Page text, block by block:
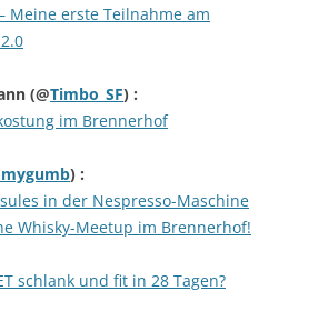
Meine erste Teilnahme am
(@Timbo_SF) :
im Brennerhof
) :
in der Nespresso-Maschine
Whisky-Meetup im Brennerhof!
schlank und fit in 28 Tagen?